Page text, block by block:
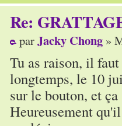
Re:
parJacky Chong »
Tu as raison, il
longtemps, le 10
sur le bouton, et
Heureusement